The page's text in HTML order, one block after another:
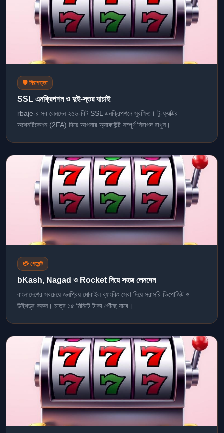
🛡️ নিরাপত্তা
SSL এনক্রিপশন ও দুই-স্তর যাচাই
rbaje-র সব লেনদেন ২৫৬-বিট SSL এনক্রিপশনে সুরক্ষিত। টু-ফ্যাক্টর
অথেনটিকেশন (2FA) দিয়ে আপনার অ্যাকাউন্ট সম্পূর্ণ নিরাপদ রাখুন।
💳 পেমেন্ট
bKash, Nagad ও Rocket দিয়ে সহজ লেনদেন
বাংলাদেশের সবচেয়ে জনপ্রিয় মোবাইল ব্যাংকিং সেবা দিয়ে সরাসরি ডিপোজিট ও
উইথড্র করুন। মাত্র ১৫ মিনিটে টাকা পৌঁছে যাবে।